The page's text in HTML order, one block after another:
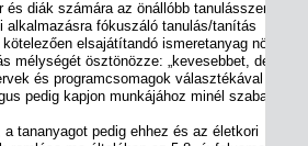
diák számára az önállóbb tanulásszervezés,
fókuszáló tanulás/tanítás
elsajátítandó ismeretanyag növelése
mélységét ösztönözze: „kevesebbet, de
és programcsomagok választékával segítse
pedig kapjon munkájához minél szabadabb
tananyagot pedig ehhez és az életkori